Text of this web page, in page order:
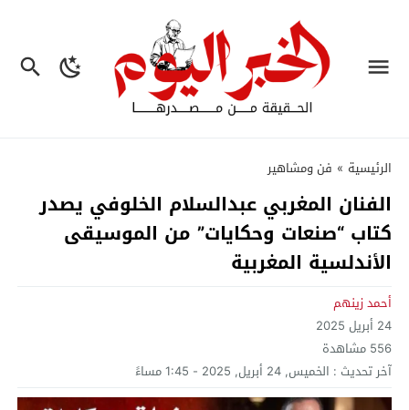
الرئيسية » فن ومشاهير
الفنان المغربي عبدالسلام الخلوفي يصدر
كتاب “صنعات وحكايات” من الموسيقى
الأندلسية المغربية
أحمد زينهم
24 أبريل 2025
556 مشاهدة
آخر تحديث : الخميس, 24 أبريل, 2025 - 1:45 مساءً